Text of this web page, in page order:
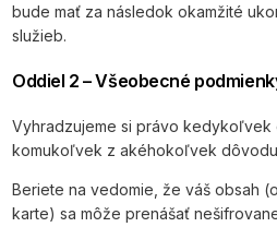
bude mať za následok okamžité
služieb.
Oddiel 2 – Všeobecné
Vyhradzujeme si právo kedykoľvek
komukoľvek z akéhokoľvek
Beriete na vedomie, že váš obsah
karte) sa môže prenášať